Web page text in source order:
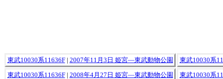
東武10030系11636F| 2007年11月3日 姫宮―東武動物公園 東武10030系
東武10030系11636F| 2008年4月27日 姫宮―東武動物公園 東武10030系